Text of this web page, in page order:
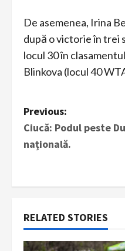
De asemenea, Irina
după o victorie în trei
locul 30 în
Blinkova (locul 40
P
o
t
n
a
Previous:
Ciucă: Podul peste
națională.
RELATED STORIES